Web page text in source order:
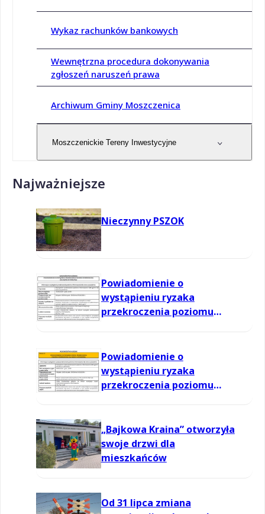
Wykaz rachunków bankowych
Wewnętrzna procedura dokonywania
zgłoszeń naruszeń prawa
Archiwum Gminy Moszczenica
Moszczenickie Tereny Inwestycyjne
Najważniejsze
Nieczynny PSZOK
Powiadomienie o
wystąpieniu ryzaka
przekroczenia poziomu
Powiadomienie o
wystąpieniu ryzaka
przekroczenia poziomu
„Bajkowa Kraina” otworzyła
swoje drzwi dla
mieszkańców
Od 31 lipca zmiana